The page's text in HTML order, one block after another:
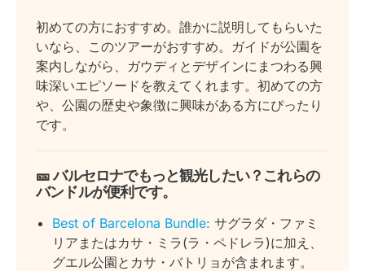
初めての方におすすめ。誰かに説明してもらいた
いなら、このツアーがおすすめ。ガイドが公園を
案内しながら、ガウディとデザインにまつわる興
味深いエピソードを教えてくれます。初めての方
や、公園の歴史や象徴に興味がある方にぴったり
です。
🎫バルセロナでもっと観光したい？これらの
バンドルが便利です。
Best of Barcelona Bundle: サグラダ・ファミ
リアまたはカサ・ミラ(ラ・ペドレラ)に加え、
グエル公園とカサ・バトリョが含まれます。